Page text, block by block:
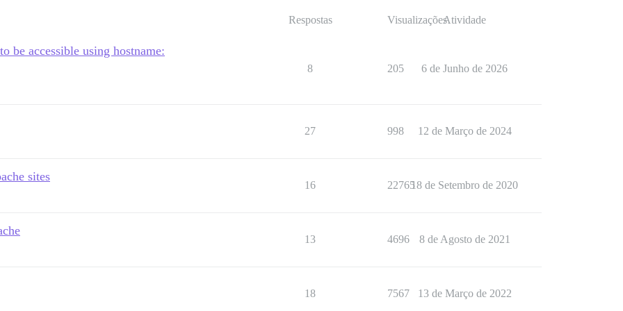
Respostas VisualizaçõesAtividade
be accessible using hostname:
8 205 6 de Junho de 2026
27 998 12 de Março de 2024
sites
16 2276518 de Setembro de 2020
13 4696 8 de Agosto de 2021
18 7567 13 de Março de 2022